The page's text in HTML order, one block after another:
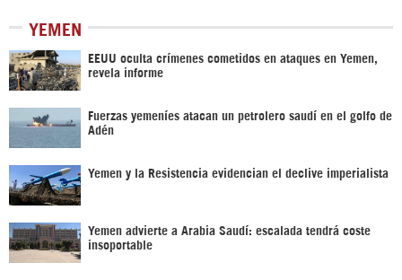
YEMEN
EEUU oculta crímenes cometidos en ataques en Yemen,
revela informe
Fuerzas yemeníes atacan un petrolero saudí en el golfo de
Adén
Yemen y la Resistencia evidencian el declive imperialista
Yemen advierte a Arabia Saudí: escalada tendrá coste
insoportable